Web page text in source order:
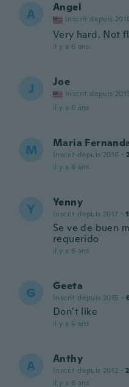
A Angel
Inscrit depuis
Very hard. Not
il y a 6 ans
J Joe
Inscrit depuis
il y a 6 ans
M Maria
Inscrit depuis 2016 ·
il y a 6 ans
Y Yenny
Inscrit depuis 2017 ·
Se ve de buen
requerido
il y a 6 ans
G Geeta
Inscrit depuis 2015 ·
Don’t like
il y a 6 ans
A Anthy
Inscrit depuis 2012 ·
il y a 6 ans